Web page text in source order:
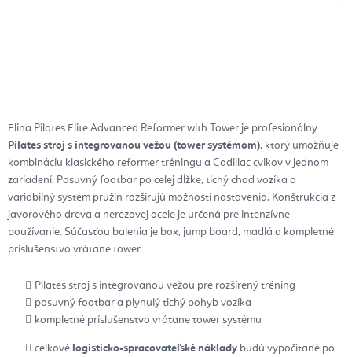
Elina Pilates Elite Advanced Reformer with Tower je profesionálny
Pilates stroj s integrovanou vežou (tower systémom), ktorý umožňuje
kombináciu klasického reformer tréningu a Cadillac cvikov v jednom
zariadení. Posuvný footbar po celej dĺžke, tichý chod vozíka a
variabilný systém pružín rozširujú možnosti nastavenia. Konštrukcia z
javorového dreva a nerezovej ocele je určená pre intenzívne
používanie. Súčasťou balenia je box, jump board, madlá a kompletné
príslušenstvo vrátane tower.
Pilates stroj s integrovanou vežou pre rozšírený tréning
posuvný footbar a plynulý tichý pohyb vozíka
kompletné príslušenstvo vrátane tower systému
celkové logisticko-spracovateľské náklady budú vypočítané po